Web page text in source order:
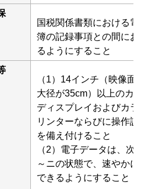
国税関係書類における
簿の記録事項との間に
るようにすること
（1）14インチ（映像面
大径が35cm）以上のカ
ディスプレイおよびカ
リンターならびに操作
を備え付けること
（2）電子データは、次
～ニの状態で、速やか
できるようにすること